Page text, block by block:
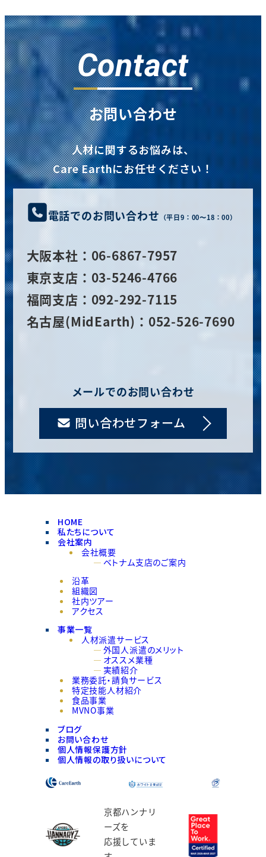
Contact
お問い合わせ
人材に関するお悩みは、
Care Earthにお任せください！
電話でのお問い合わせ （平日9：00〜18：00）
大阪本社 ：06-6867-7957
東京支店：03-5246-4766
福岡支店：092-292-7115
名古屋(MidEarth)：052-526-7690
メールでのお問い合わせ
問い合わせフォーム
HOME
私たちについて
会社案内
会社概要
ベトナム支店のご案内
沿革
組織図
社内ツアー
アクセス
事業一覧
人材派遣サービス
外国人派遣のメリット
オススメ業種
実績紹介
業務委託・請負サービス
特定技能人材紹介
食品事業
MVNO事業
ブログ
お問い合わせ
個人情報保護方針
個人情報の取り扱いについて
京都ハンナリ
ーズを
応援していま